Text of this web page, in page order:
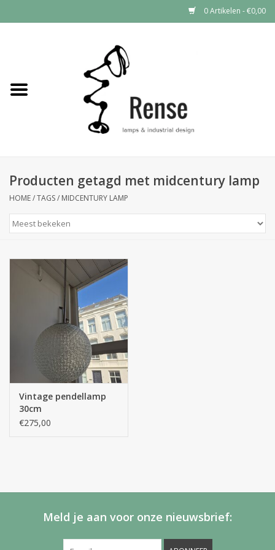
0 Artikelen - €0,00
Industrial lamps
Producten getagd met midcentury lamp
HOME/TAGS/ MIDCENTURY LAMP
Vintage pendellamp
30cm
€275,00
Meld je aan voor onze nieuwsbrief: